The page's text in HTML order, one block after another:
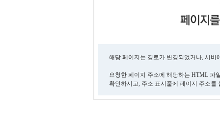
해당 페이지는 경로가 변경되었거나, 서
요청한 페이지 주소에 해당하는 HTML 파
확인하시고, 주소 표시줄에 페이지 주소